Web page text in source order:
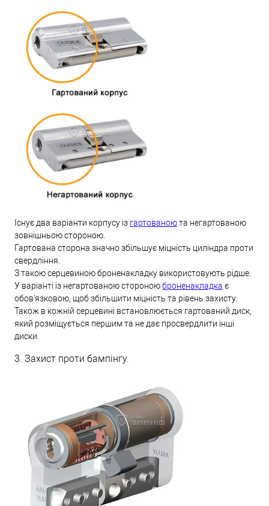
Існує два варіанти корпусу із гартованоюта негартованою
зовнішньою стороною.
Гартована сторона значно збільшує міцність циліндра проти
свердління.
З такою серцевиною броненакладку використовують рідше.
У варіанті із негартованою стороноюброненакладка є
обов'язковою, щоб збільшити міцність та рівень захисту.
Також в кожній серцевині встановлюється гартований диск,
який розміщується першим та не дає просвердлити інші
диски.
3. Захист проти бампінгу.